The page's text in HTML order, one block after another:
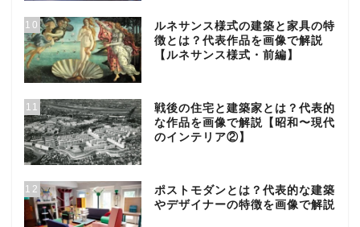
10
ルネサンス様式の建築と家具の特
徴とは？代表作品を画像で解説
【ルネサンス様式・前編】
11
戦後の住宅と建築家とは？代表的
な作品を画像で解説【昭和〜現代
のインテリア②】
12
ポストモダンとは？代表的な建築
やデザイナーの特徴を画像で解説